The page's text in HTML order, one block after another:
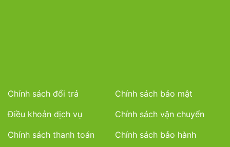
Chính sách đổi trả
Chính sách bảo mật
Điều khoản dịch vụ
Chính sách vận chuyển
Chính sách thanh toán
Chính sách bảo hành